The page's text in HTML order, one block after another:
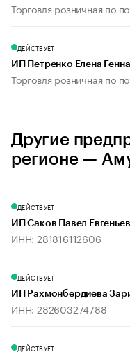
Торговля розничная по
ДЕЙСТВУЕТ
ИП Петренко Елена
Торговля розничная по
Другие
регионе —
ДЕЙСТВУЕТ
ИП Саков Павел
ИНН: 281816112606
ДЕЙСТВУЕТ
ИП Рахмонбердиева
ИНН: 282603274788
ДЕЙСТВУЕТ